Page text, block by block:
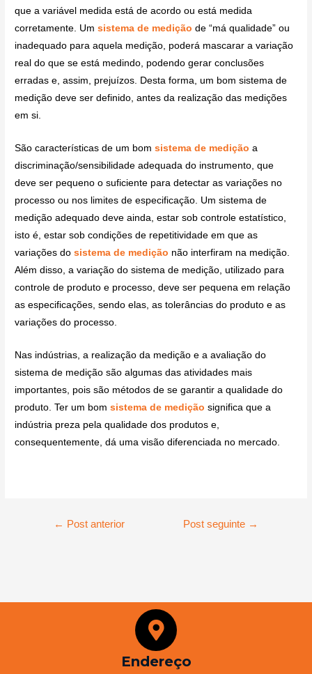
que a variável medida está de acordo ou está medida
corretamente. Umsistema de medição de “má qualidade” ou
inadequado para aquela medição, poderá mascarar a variação
real do que se está medindo, podendo gerar conclusões
erradas e, assim, prejuízos. Desta forma, um bom sistema de
medição deve ser definido, antes da realização das medições
em si.
São características de um bomsistema de medição a
discriminação/sensibilidade adequada do instrumento, que
deve ser pequeno o suficiente para detectar as variações no
processo ou nos limites de especificação. Um sistema de
medição adequado deve ainda, estar sob controle estatístico,
isto é, estar sob condições de repetitividade em que as
variações dosistema de medição não interfiram na medição.
Além disso, a variação do sistema de medição, utilizado para
controle de produto e processo, deve ser pequena em relação
as especificações, sendo elas, as tolerâncias do produto e as
variações do processo.
Nas indústrias, a realização da medição e a avaliação do
sistema de medição são algumas das atividades mais
importantes, pois são métodos de se garantir a qualidade do
produto. Ter um bomsistema de medição significa que a
indústria preza pela qualidade dos produtos e,
consequentemente, dá uma visão diferenciada no mercado.
← Post anterior Post seguinte →
Endereço